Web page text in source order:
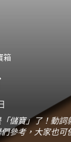
箱
儲寶」了！動
參考，大家也可